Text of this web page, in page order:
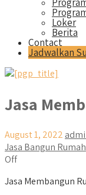
Loker
Berita
Contact
Jadwalkan
Jasa
August 1, 2022
Jasa Bangun Rumah
Off
Jasa Membangun